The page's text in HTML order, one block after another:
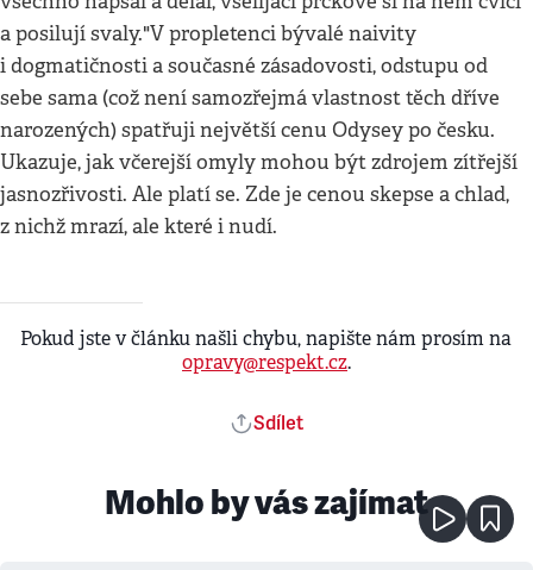
a posilují svaly."V propletenci bývalé naivity
i dogmatičnosti a současné zásadovosti, odstupu od
sebe sama (což není samozřejmá vlastnost těch dříve
narozených) spatřuji největší cenu Odysey po česku.
Ukazuje, jak včerejší omyly mohou být zdrojem zítřejší
jasnozřivosti. Ale platí se. Zde je cenou skepse a chlad,
z nichž mrazí, ale které i nudí.
Pokud jste v článku našli chybu, napište nám prosím na
opravy@respekt.cz.
Sdílet
Mohlo by vás zajímat